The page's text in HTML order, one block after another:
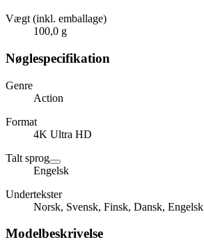
Vægt (inkl. emballage)
100,0 g
Nøglespecifikation
Genre
Action
Format
4K Ultra HD
Talt sprog
Engelsk
Undertekster
Norsk, Svensk, Finsk, Dansk, Engelsk
Modelbeskrivelse